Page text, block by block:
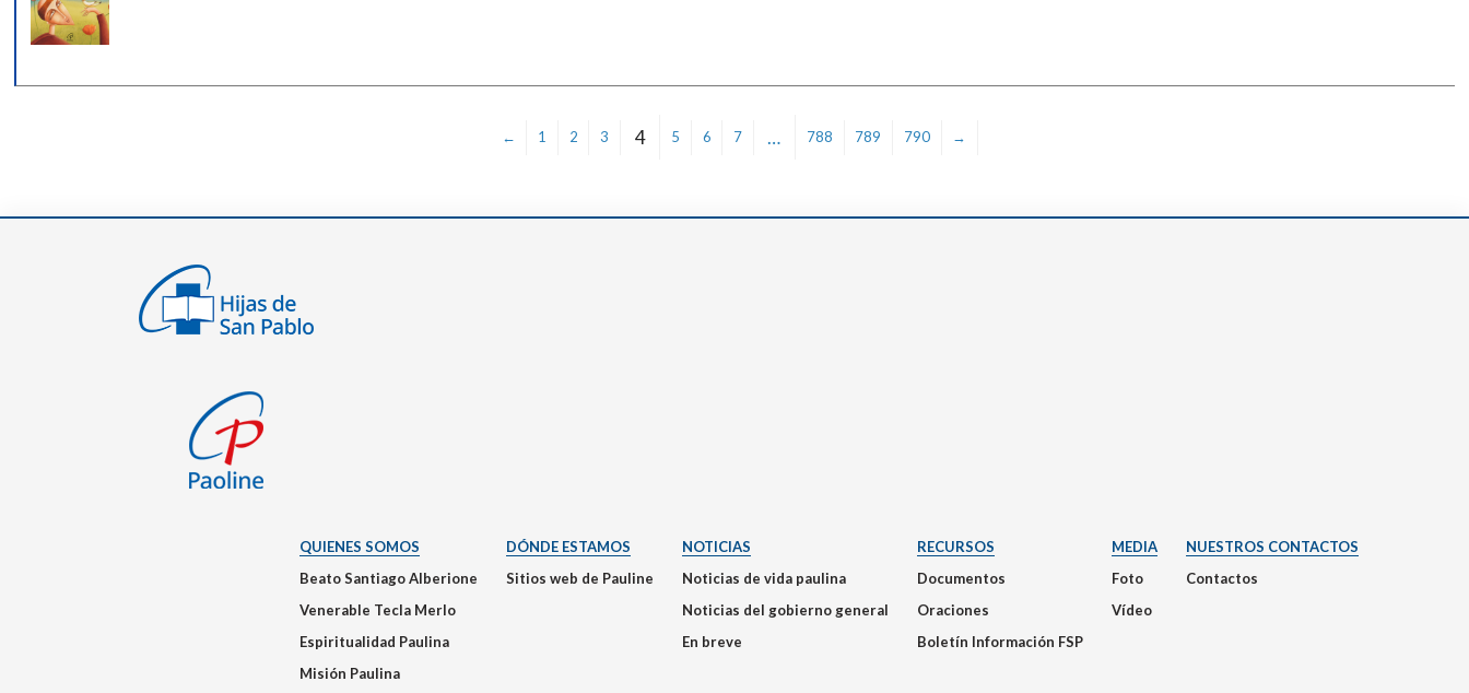
← 1 2 3 4 5 6 7 … 788 789 790 →
QUIENES SOMOS
Beato Santiago Alberione
Venerable Tecla Merlo
Espiritualidad Paulina
Misión Paulina
DÓNDE ESTAMOS
Sitios web de Pauline
NOTICIAS
Noticias de vida paulina
Noticias del gobierno general
En breve
RECURSOS
Documentos
Oraciones
Boletín Información FSP
MEDIA
Foto
Vídeo
NUESTROS CONTACTOS
Contactos